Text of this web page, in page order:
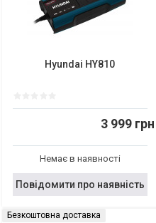
Hyundai HY810
3 999 грн
Немає в наявності
Повідомити про наявність
Безкоштовна доставка